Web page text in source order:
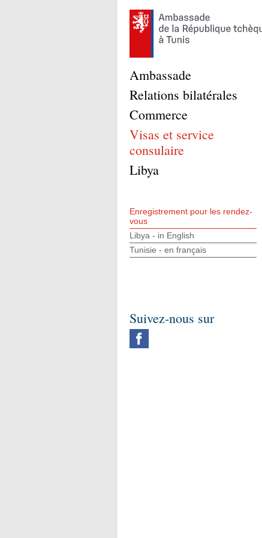
Ambassade
Relations bilatérales
Commerce
Visas et service
consulaire
Libya
Enregistrement pour les rendez-
vous
Libya - in English
Tunisie - en français
Suivez-nous sur